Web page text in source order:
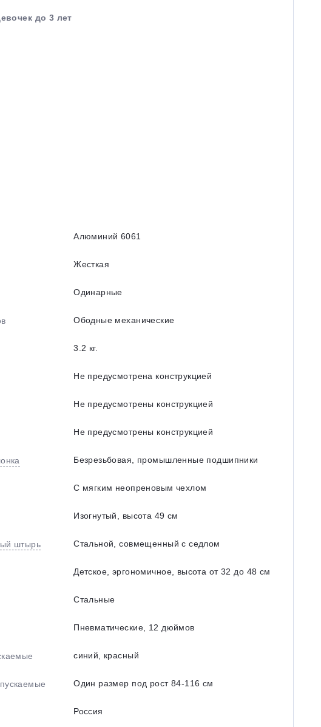
до 3 лет
Алюминий 6061
Жесткая
Одинарные
Ободные механические
3.2 кг.
Не предусмотрена конструкцией
Не предусмотрены конструкцией
Не предусмотрены конструкцией
Безрезьбовая, промышленные подшипники
С мягким неопреновым чехлом
Изогнутый, высота 49 см
штырь Стальной, совмещенный с седлом
Детское, эргономичное, высота от 32 до 48 см
Стальные
Пневматические, 12 дюймов
синий, красный
Один размер под рост 84-116 см
Россия